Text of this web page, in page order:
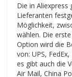
Die in Aliexpress
Lieferanten
Möglichkeit,
wählen. Die
Option wird die
von: UPS,
es gibt auch die
Air Mail, China